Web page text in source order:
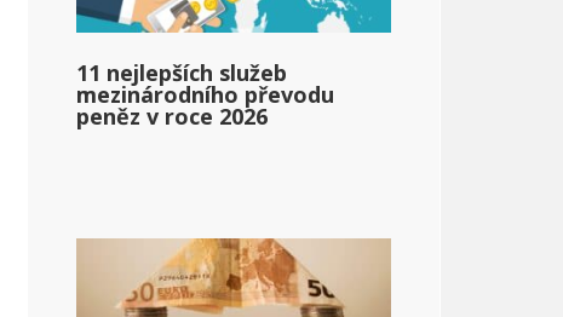
11 nejlepších služeb
mezinárodního převodu
peněz v roce 2026